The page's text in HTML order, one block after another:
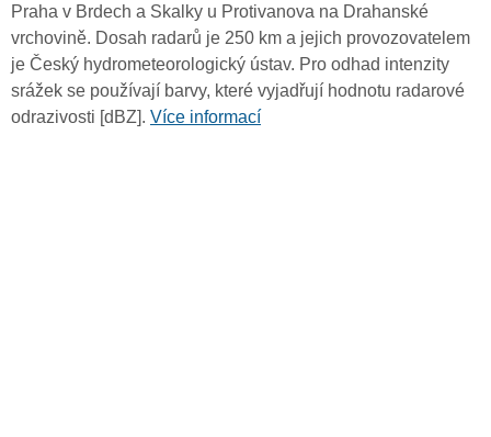
Praha v Brdech a Skalky u Protivanova na Drahanské
vrchovině. Dosah radarů je 250 km a jejich provozovatelem
je Český hydrometeorologický ústav. Pro odhad intenzity
srážek se používají barvy, které vyjadřují hodnotu radarové
odrazivosti [dBZ]. Více informací